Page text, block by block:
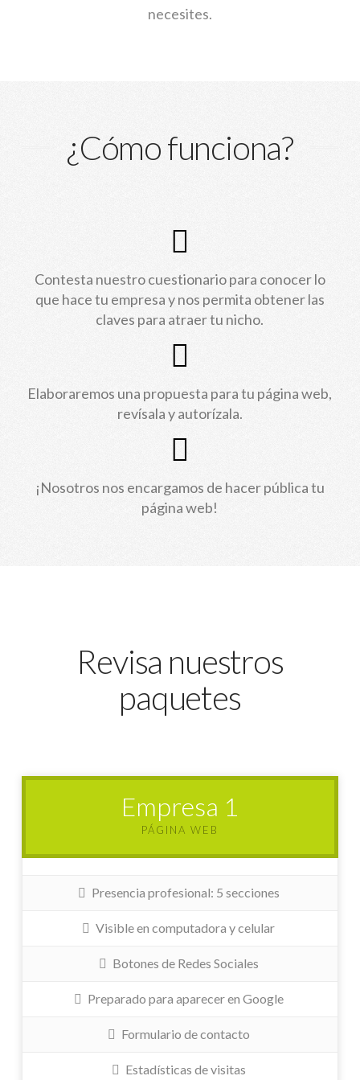
necesites.
¿Cómo funciona?
Contesta nuestro cuestionario para conocer lo
que hace tu empresa y nos permita obtener las
claves para atraer tu nicho.
Elaboraremos una propuesta para tu página web,
revísala y autorízala.
¡Nosotros nos encargamos de hacer pública tu
página web!
Revisa nuestros
paquetes
Empresa 1
PÁGINA WEB
Presencia profesional: 5 secciones
Visible en computadora y celular
Botones de Redes Sociales
Preparado para aparecer en Google
Formulario de contacto
Estadísticas de visitas